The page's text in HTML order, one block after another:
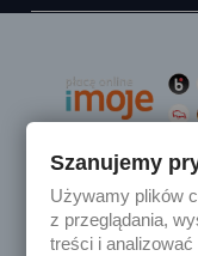
Produkty
Szanujemy
Używamy plików
z przeglądania,
treści i